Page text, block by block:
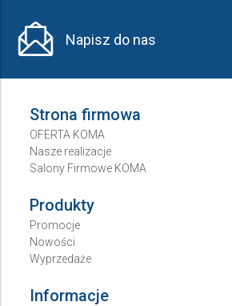
Napisz do nas
Strona firmowa
OFERTA KOMA
Nasze realizacje
Salony Firmowe KOMA
Produkty
Promocje
Nowości
Wyprzedaże
Informacje